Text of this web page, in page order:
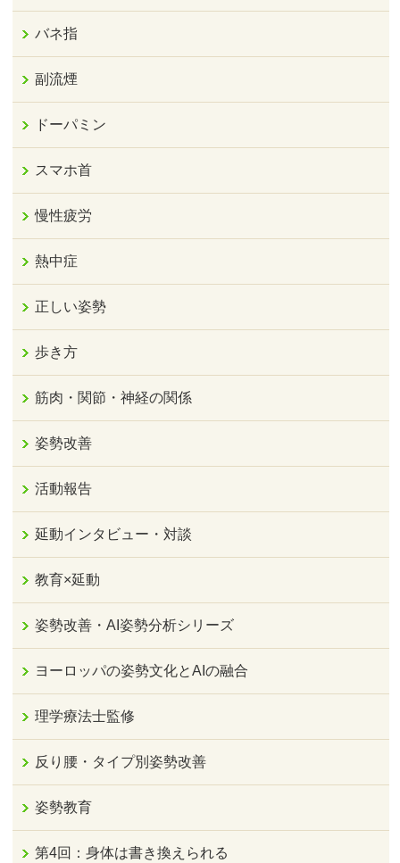
バネ指
副流煙
ドーパミン
スマホ首
慢性疲労
熱中症
正しい姿勢
歩き方
筋肉・関節・神経の関係
姿勢改善
活動報告
延動インタビュー・対談
教育×延動
姿勢改善・AI姿勢分析シリーズ
ヨーロッパの姿勢文化とAIの融合
理学療法士監修
反り腰・タイプ別姿勢改善
姿勢教育
第4回：身体は書き換えられる